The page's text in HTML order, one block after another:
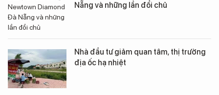
Nẵng và những lần đổi chủ
Nhà đầu tư giảm quan tâm, thị trường
địa ốc hạ nhiệt